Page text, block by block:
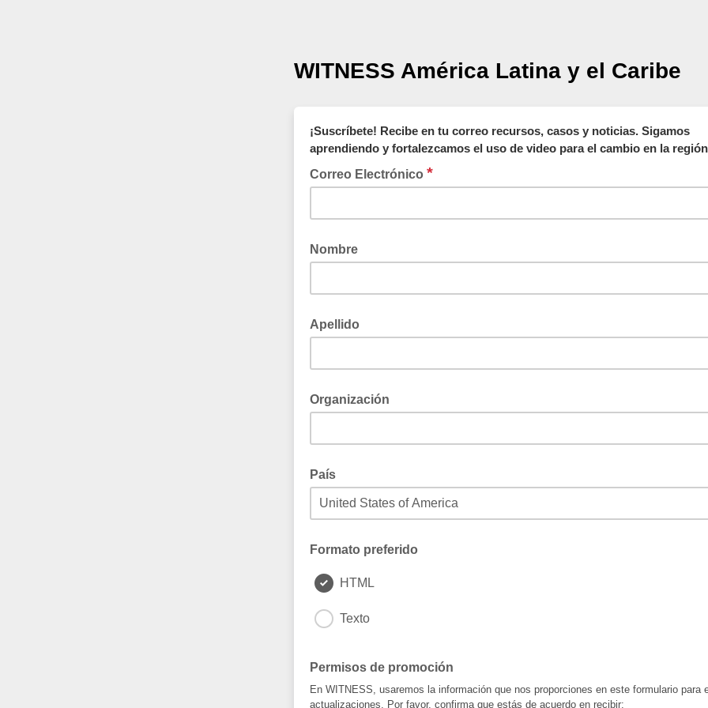
WITNESS América Latina y el Caribe
¡Suscríbete! Recibe en tu correo recursos, casos y noticias. Sigamos
aprendiendo y fortalezcamos el uso de video para el cambio en la
Correo Electrónico *
Nombre
Apellido
Organización
País
Formato preferido
HTML
Texto
Permisos de promoción
En WITNESS, usaremos la información que nos proporciones en este formulario para
actualizaciones. Por favor, confirma que estás de acuerdo en recibir: